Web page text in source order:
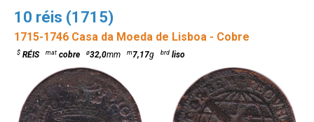
10 réis (1715)
1715-1746 Casa da Moeda de Lisboa - Cobre
$ RÉIS mat cobre ø32,0mm m7,17g brd liso